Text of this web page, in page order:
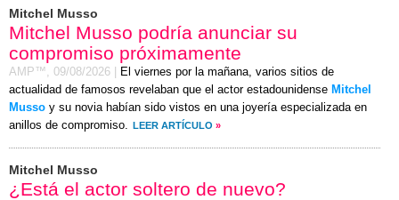
Mitchel Musso
Mitchel Musso podría anunciar su
compromiso próximamente
AMP™, 09/08/2026
El viernes por la mañana, varios sitios de
actualidad de famosos revelaban que el actor estadounidense Mitchel
Musso y su novia habían sido vistos en una joyería especializada en
anillos de compromiso.
LEER ARTÍCULO »
Mitchel Musso
¿Está el actor soltero de nuevo?